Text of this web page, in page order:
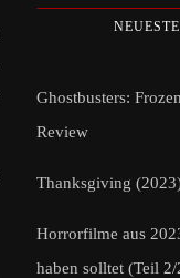
Ghostbusters:
Review
Thanksgiving
Horrorfilme aus
haben solltet (Teil 2/